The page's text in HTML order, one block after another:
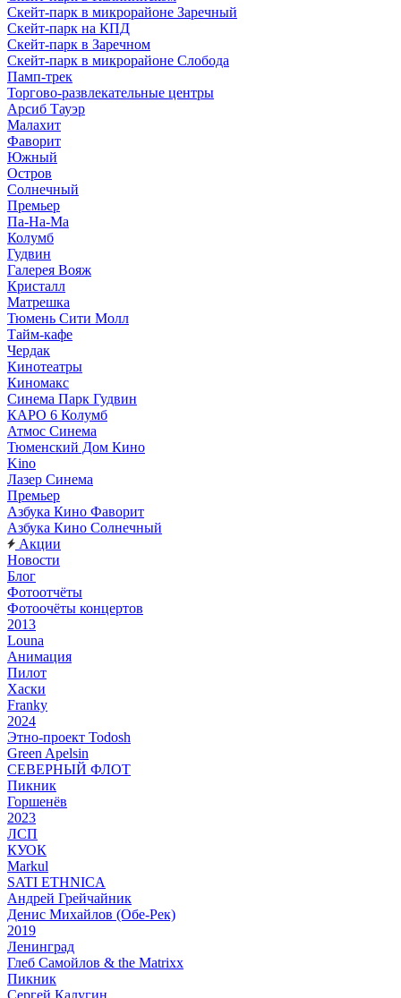
Скейт-парк в микрорайоне Заречный
Скейт-парк на КПД
Скейт-парк в Заречном
Скейт-парк в микрорайоне Слобода
Памп-трек
Торгово-развлекательные центры
Арсиб Тауэр
Малахит
Фаворит
Южный
Остров
Солнечный
Премьер
Па-На-Ма
Колумб
Гудвин
Галерея Вояж
Кристалл
Матрешка
Тюмень Сити Молл
Тайм-кафе
Чердак
Кинотеатры
Киномакс
Синема Парк Гудвин
КАРО 6 Колумб
Атмос Синема
Тюменский Дом Кино
Kino
Лазер Синема
Премьер
Азбука Кино Фаворит
Азбука Кино Солнечный
Акции
Новости
Блог
Фотоотчёты
Фотоочёты концертов
2013
Louna
Анимация
Пилот
Хаски
Franky
2024
Этно-проект Todosh
Green Apelsin
СЕВЕРНЫЙ ФЛОТ
Пикник
Горшенёв
2023
ЛСП
КУОК
Markul
SATI ETHNICA
Андрей Грейчайник
Денис Михайлов (Обе-Рек)
2019
Ленинград
Глеб Самойлов & the Matrixx
Пикник
Сергей Калугин